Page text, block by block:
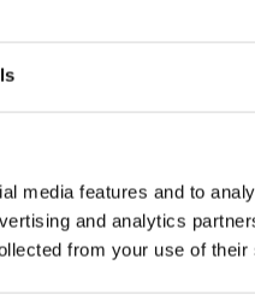
media features and to
and analytics
from your use of